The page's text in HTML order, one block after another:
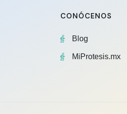
CONÓCENOS
Blog
MiProtesis.mx